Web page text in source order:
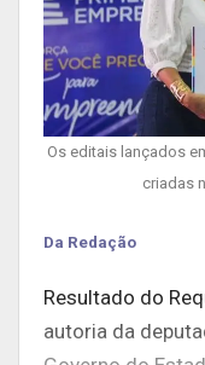
Os editais lançados
criadas
Da Redação
Resultado do
autoria da